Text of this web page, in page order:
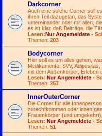
Darkcorner
Auch eine solche Corner soll
ihren Teil dazugetan, das
untereinander oder mit allen,
es ist klar, daß Beiträge, die
Lesen:Nur Angemeldete -
Themen: 203
Bodycorner
Hier soll es um alles gehen,
Medikamente, SVV,
mit dem Außenkörper, Erleben
Lesen: Nur Angemeldete -
Themen: 257
InnerOuterCorner
Die Corner für alle
zurechtkommen oder innen
Frauenkörper (und
Lesen: Nur Angemeldete -
Themen: 51